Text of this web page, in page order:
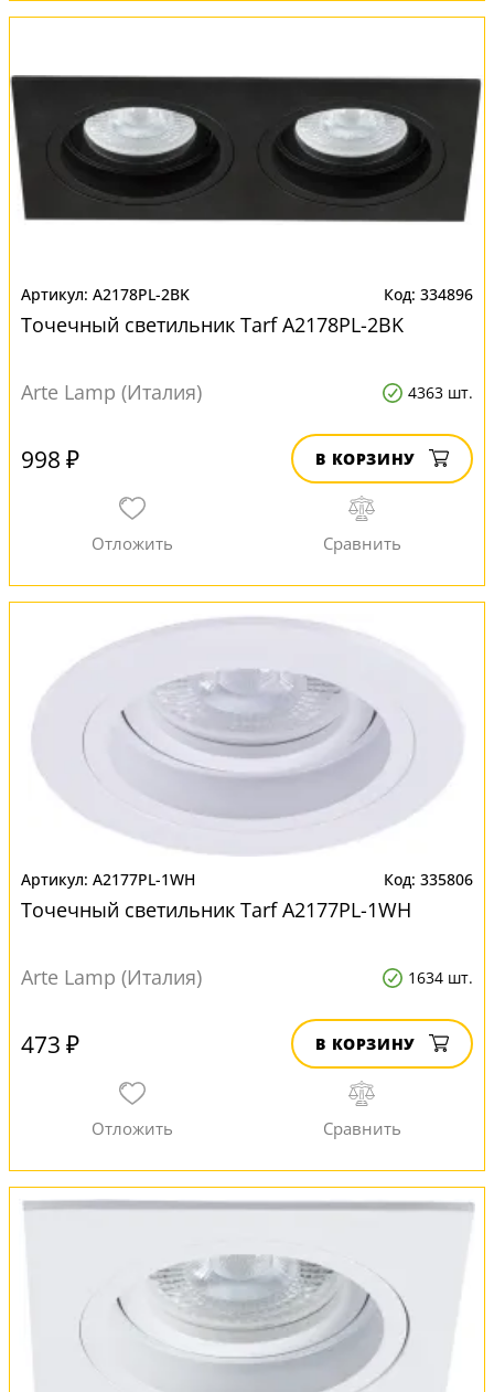
A2178PL-2BK 334896
Точечный светильник Tarf A2178PL-2BK
Arte Lamp (Италия) 4363 шт.
998 ₽ В КОРЗИНУ
A2177PL-1WH 335806
Точечный светильник Tarf A2177PL-1WH
Arte Lamp (Италия) 1634 шт.
473 ₽ В КОРЗИНУ